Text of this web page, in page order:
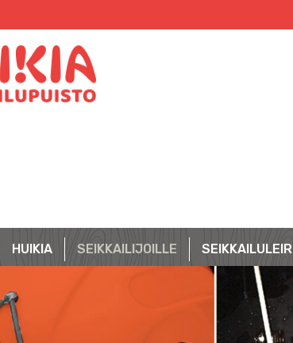
HUIKIA SEIKKAILIJOILLE